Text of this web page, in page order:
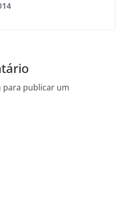
para publicar um